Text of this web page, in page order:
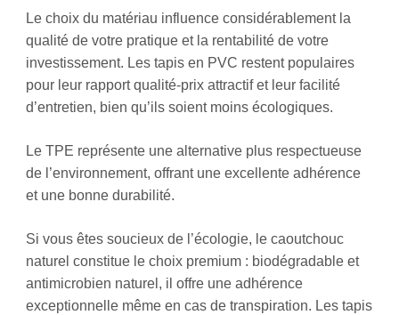
Le choix du matériau influence considérablement la
qualité de votre pratique et la rentabilité de votre
investissement. Les tapis en PVC restent populaires
pour leur rapport qualité-prix attractif et leur facilité
d’entretien, bien qu’ils soient moins écologiques.
Le TPE représente une alternative plus respectueuse
de l’environnement, offrant une excellente adhérence
et une bonne durabilité.
Si vous êtes soucieux de l’écologie, le caoutchouc
naturel constitue le choix premium : biodégradable et
antimicrobien naturel, il offre une adhérence
exceptionnelle même en cas de transpiration. Les tapis